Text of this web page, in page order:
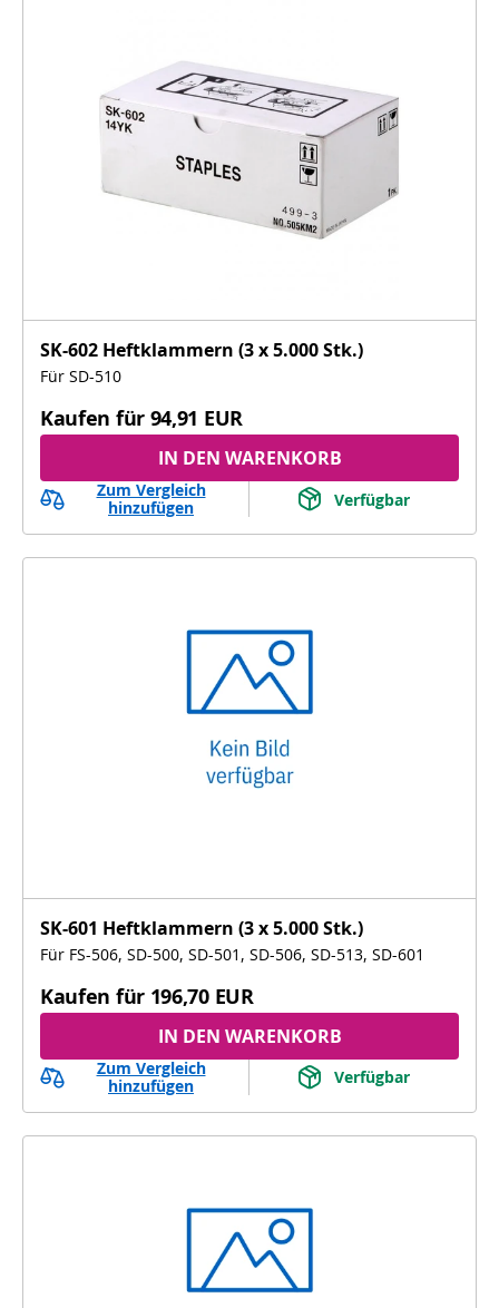
SK-602 Heftklammern (3 x 5.000 Stk.)
Für SD-510
Kaufen für 94,91 EUR
IN DEN WARENKORB
Zum Vergleich
hinzufügen
Verfügbar
SK-601 Heftklammern (3 x 5.000 Stk.)
Für FS-506, SD-500, SD-501, SD-506, SD-513, SD-601
Kaufen für 196,70 EUR
IN DEN WARENKORB
Zum Vergleich
hinzufügen
Verfügbar